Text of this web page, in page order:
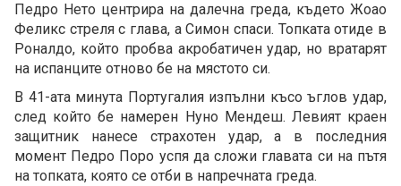
Педро Нето центрира на далечна греда, където Жоао
Феликс стреля с глава, а Симон спаси. Топката отиде в
Роналдо, който пробва акробатичен удар, но вратарят
на испанците отново бе на мястото си.
В 41-ата минута Португалия изпълни късо ъглов удар,
след който бе намерен Нуно Мендеш. Левият краен
защитник нанесе страхотен удар, а в последния
момент Педро Поро успя да сложи главата си на пътя
на топката, която се отби в напречната греда.